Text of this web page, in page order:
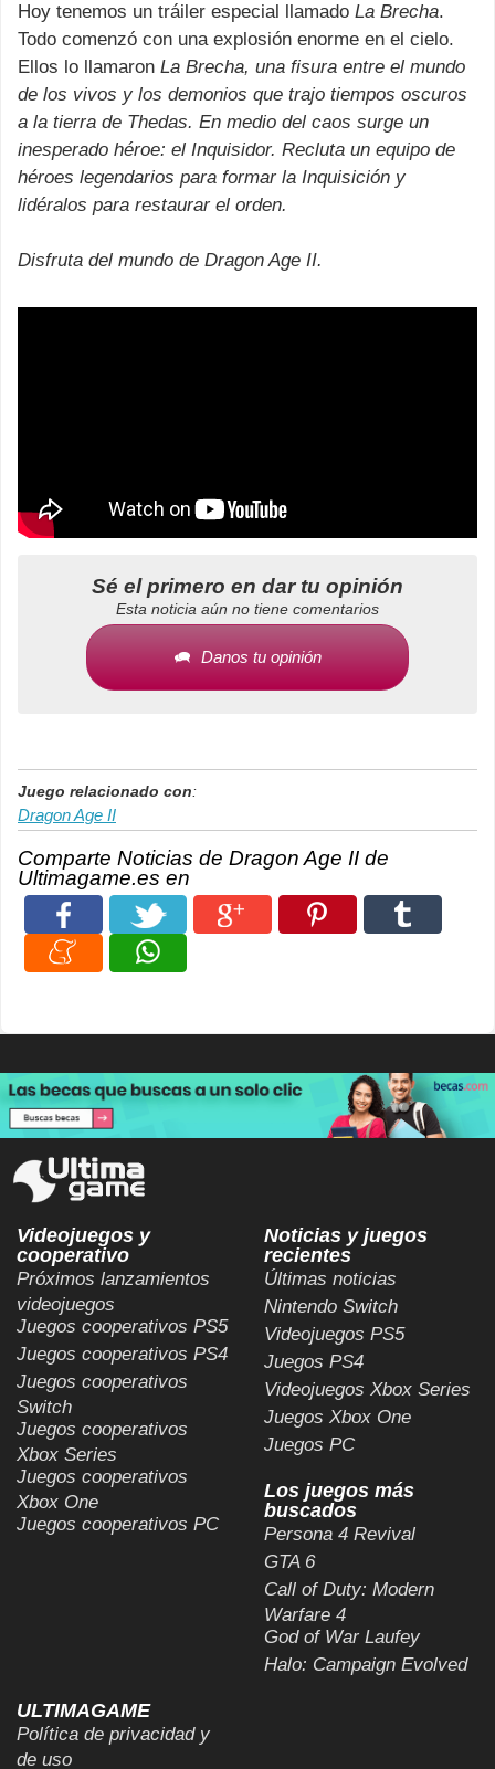
Hoy tenemos un tráiler especial llamado La Brecha.
Todo comenzó con una explosión enorme en el cielo.
Ellos lo llamaron La Brecha, una fisura entre el mundo
de los vivos y los demonios que trajo tiempos oscuros
a la tierra de Thedas. En medio del caos surge un
inesperado héroe: el Inquisidor. Recluta un equipo de
héroes legendarios para formar la Inquisición y
lidéralos para restaurar el orden.
Disfruta del mundo de Dragon Age II.
Sé el primero en dar tu opinión
Esta noticia aún no tiene comentarios
Danos tu opinión
Juego relacionado con:
Dragon Age II
Comparte Noticias de Dragon Age II de
Ultimagame.es en
Videojuegos y
cooperativo
Próximos lanzamientos
videojuegos
Juegos cooperativos PS5
Juegos cooperativos PS4
Juegos cooperativos
Switch
Juegos cooperativos
Xbox Series
Juegos cooperativos
Xbox One
Juegos cooperativos PC
Noticias y juegos
recientes
Últimas noticias
Nintendo Switch
Videojuegos PS5
Juegos PS4
Videojuegos Xbox Series
Juegos Xbox One
Juegos PC
Los juegos más
buscados
Persona 4 Revival
GTA 6
Call of Duty: Modern
Warfare 4
God of War Laufey
Halo: Campaign Evolved
ULTIMAGAME
Política de privacidad y
de uso